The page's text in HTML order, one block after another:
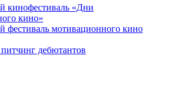
кинофестиваль «Дни
кино»
фестиваль мотивационного кино
дебютантов